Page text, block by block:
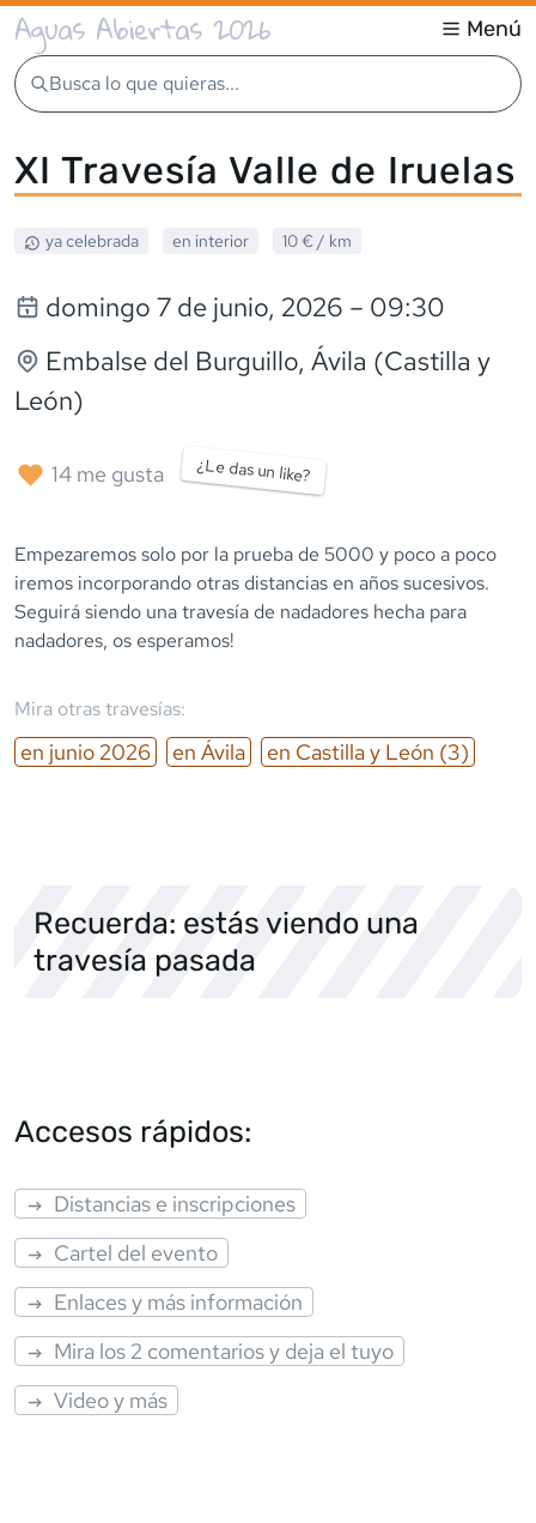
Aguas Abiertas 2026 Menú
Busca lo que quieras...
XI Travesía Valle de Iruelas
ya celebrada en interior 10 € / km
domingo 7 de junio, 2026 – 09:30
Embalse del Burguillo, Ávila (Castilla y
León)
14 me gusta ¿Le das un like?
Empezaremos solo por la prueba de 5000 y poco a poco
iremos incorporando otras distancias en años sucesivos.
Seguirá siendo una travesía de nadadores hecha para
nadadores, os esperamos!
Mira otras travesías:
en junio 2026 en Ávila en Castilla y León (3)
Recuerda: estás viendo una
travesía pasada
Accesos rápidos:
Distancias e inscripciones
Cartel del evento
Enlaces y más información
Mira los 2 comentarios y deja el tuyo
Video y más